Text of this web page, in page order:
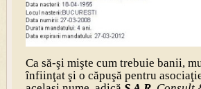
Ca să-şi mişte cum trebuie banii,
înfiinţat şi o căpuşă pentru